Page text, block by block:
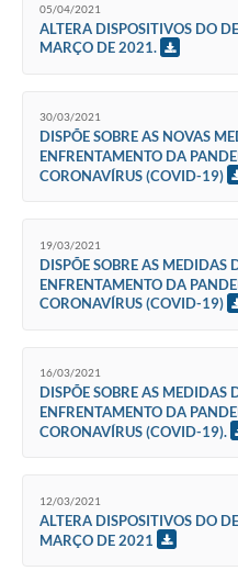
05/04/2021
ALTERA DISPOSITIVOS DO
MARÇO DE 2021.
30/03/2021
DISPÕE SOBRE AS NOVAS
ENFRENTAMENTO DA
CORONAVÍRUS (COVID-19)
19/03/2021
DISPÕE SOBRE AS MEDIDAS
ENFRENTAMENTO DA
CORONAVÍRUS (COVID-19)
16/03/2021
DISPÕE SOBRE AS MEDIDAS
ENFRENTAMENTO DA
CORONAVÍRUS (COVID-19).
12/03/2021
ALTERA DISPOSITIVOS DO
MARÇO DE 2021